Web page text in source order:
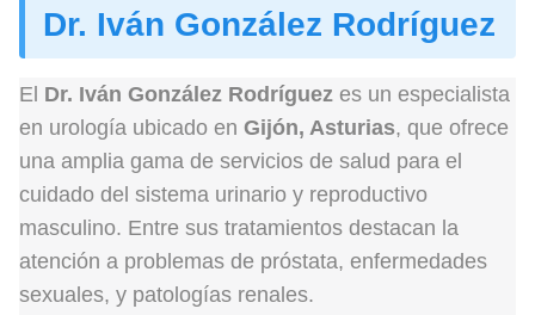
Dr. Iván González Rodríguez
El Dr. Iván González Rodríguez es un especialista
en urología ubicado en Gijón, Asturias, que ofrece
una amplia gama de servicios de salud para el
cuidado del sistema urinario y reproductivo
masculino. Entre sus tratamientos destacan la
atención a problemas de próstata, enfermedades
sexuales, y patologías renales.